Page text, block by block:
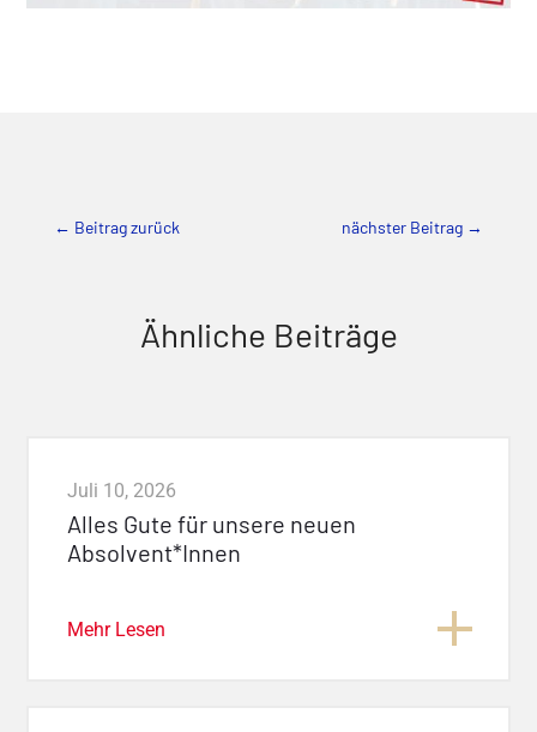
← Beitrag zurück nächster Beitrag →
Ähnliche Beiträge
Juli 10, 2026
Alles Gute für unsere neuen
Absolvent*Innen
Mehr Lesen